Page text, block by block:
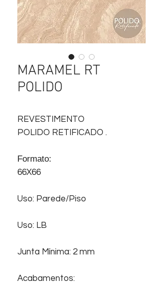
MARAMEL RT
POLIDO
REVESTIMENTO
POLIDO RETIFICADO .
Formato:
66X66
Uso: Parede/Piso
Uso: LB
Junta Mínima: 2 mm
Acabamentos: